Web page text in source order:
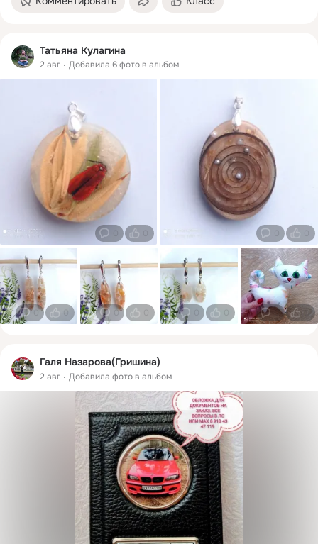
Татьяна Кулагина
2 авг Добавила 6 фото в альбом
0 0 0 0 0
Галя Назарова(Гришина)
2 авг Добавила фото в альбом